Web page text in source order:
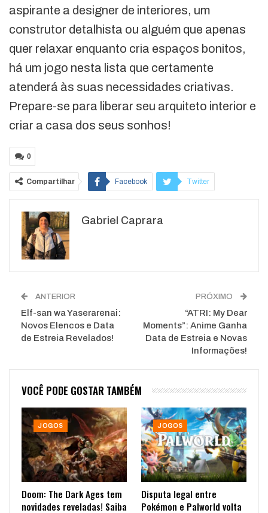
aspirante a designer de interiores, um
construtor detalhista ou alguém que apenas
quer relaxar enquanto cria espaços bonitos,
há um jogo nesta lista que certamente
atenderá às suas necessidades criativas.
Prepare-se para liberar seu arquiteto interior e
criar a casa dos seus sonhos!
0
Compartilhar Facebook Twitter
WhatsApp
Gabriel Caprara
ANTERIOR
Elf-san wa Yaserarenai:
Novos Elencos e Data
de Estreia Revelados!
PRÓXIMO
“ATRI: My Dear
Moments”: Anime Ganha
Data de Estreia e Novas
Informações!
VOCÊ PODE GOSTAR TAMBÉM
JOGOS
Doom: The Dark Ages tem
novidades reveladas! Saiba
JOGOS
Disputa legal entre
Pokémon e Palworld volta